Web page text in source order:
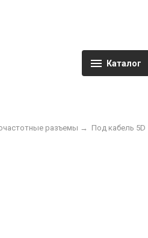
Каталог
разъемы → Под кабель 5D